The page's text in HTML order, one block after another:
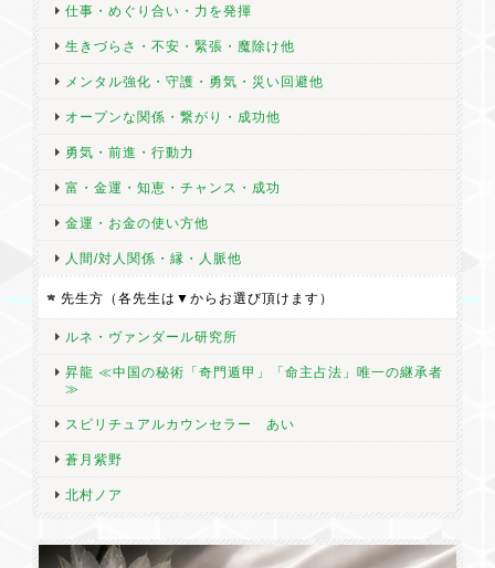
仕事・めぐり合い・力を発揮
生きづらさ・不安・緊張・魔除け他
メンタル強化・守護・勇気・災い回避他
オープンな関係・繋がり・成功他
勇気・前進・行動力
富・金運・知恵・チャンス・成功
金運・お金の使い方他
人間/対人関係・縁・人脈他
先生方（各先生は▼からお選び頂けます）
ルネ・ヴァンダール研究所
昇龍 ≪中国の秘術「奇門遁甲」「命主占法」唯一の継承者
≫
スピリチュアルカウンセラー あい
蒼月紫野
北村ノア